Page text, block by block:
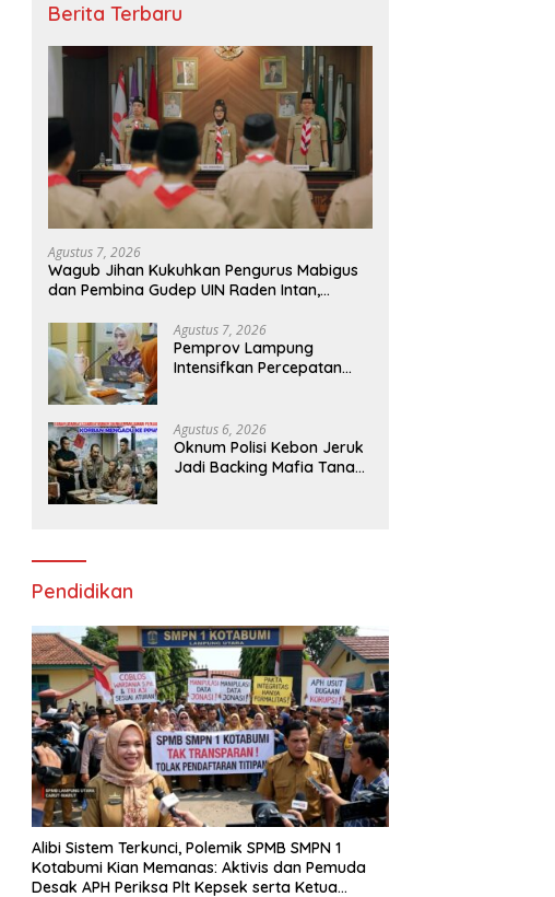
Berita Terbaru
Agustus 7, 2026
Wagub Jihan Kukuhkan Pengurus Mabigus
dan Pembina Gudep UIN Raden Intan,
Generasi Muda
Agustus 7, 2026
Pemprov Lampung
Intensifkan Percepatan
Tanggamus
Agustus 6, 2026
Oknum Polisi Kebon Jeruk
Jadi Backing Mafia Tanah
Pendidikan
Alibi Sistem Terkunci, Polemik SPMB SMPN 1
Kotabumi Kian Memanas: Aktivis dan Pemuda
Desak APH Periksa Plt Kepsek serta Ketua